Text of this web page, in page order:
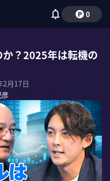
0
？2025年は転機の
2月17日